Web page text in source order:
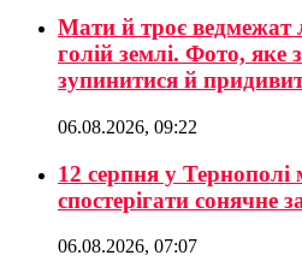
Мати й троє ведмежат
голій землі. Фото, яке
зупинитися й
06.08.2026, 09:22
12 серпня у Тернополі
спостерігати сонячне
06.08.2026, 07:07